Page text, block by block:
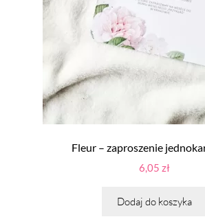
Fleur – zaproszenie
6,05 zł
Dodaj do koszyka